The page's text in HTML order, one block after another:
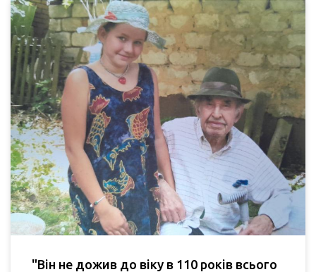
"Він не дожив до віку в 110 років всього